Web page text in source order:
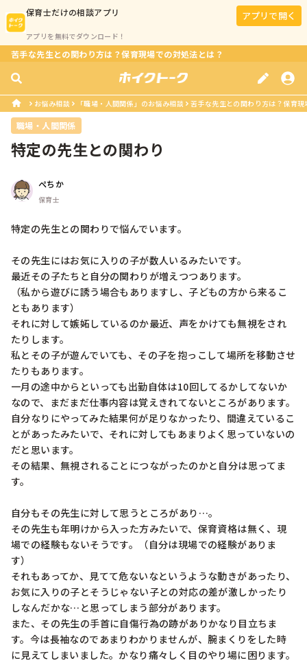
保育士だけの相談アプリ
アプリを無料でダウンロード！
アプリで開く
苦手な先生との関わり方は？保育現場での対処法とは？
お悩み相談 「職場・人間関係」のお悩み相談 苦手な先生との関わり方は？保育
職場・人間関係
特定の先生との関わり
ぺちか
保育士
特定の先生との関わりで悩んでいます。
その先生にはお気に入りの子が数人いるみたいです。
最近その子たちと自分の関わりが増えつつあります。
（私から遊びに誘う場合もありますし、子どもの方から来るこ
ともあります）
それに対して嫉妬しているのか最近、声をかけても無視をされ
たりします。
私とその子が遊んでいても、その子を抱っこして場所を移動させ
たりもあります。
一月の途中からといっても出勤自体は10回してるかしてないか
なので、まだまだ仕事内容は覚えきれてないところがあります。
自分なりにやってみた結果何が足りなかったり、間違えているこ
とがあったみたいで、それに対してもあまりよく思っていないの
だと思います。
その結果、無視されることにつながったのかと自分は思ってま
す。
自分もその先生に対して思うところがあり…。
その先生も年明けから入った方みたいで、保育資格は無く、現
場での経験もないそうです。（自分は現場での経験がありま
す）
それもあってか、見てて危ないなというような動きがあったり、
お気に入りの子とそうじゃない子との対応の差が激しかったり
しなんだかな…と思ってしまう部分があります。
また、その先生の手首に自傷行為の跡がありかなり目立ちま
す。今は長袖なのであまりわかりませんが、腕まくりをした時
に見えてしまいました。かなり痛々しく目のやり場に困ります。